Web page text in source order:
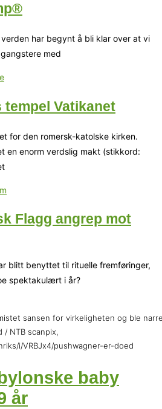
har begynt å bli klar over at vi
med
Vatikanet
for den romersk-katolske kirken.
en enorm verdslig makt (stikkord:
Flagg angrep mot
blitt benyttet til rituelle fremføringer,
spektakulært i år?
sansen for virkeligheten og ble
/ NTB scanpix,
i/VRBJx4/pushwagner-er-doed
baby
år